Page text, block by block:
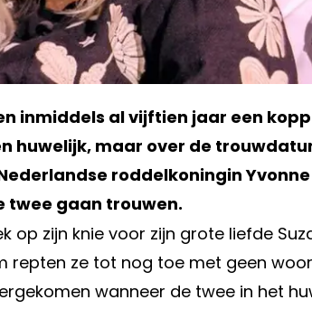
inmiddels al vijftien jaar een
huwelijk, maar over de
roddelkoningin
twee gaan trouwen.
op zijn knie voor zijn grote liefde
repten ze tot nog toe met geen
wanneer de twee in het